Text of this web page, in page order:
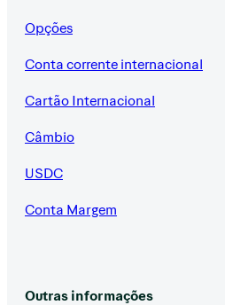
Opções
Conta corrente internacional
Cartão Internacional
Câmbio
USDC
Conta Margem
Outras informações